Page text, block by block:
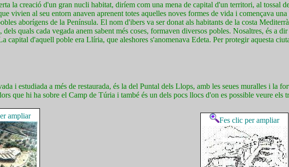
la creació d'un gran nucli habitat, diríem com una mena de capital d'un territori, al tossal
vivien al seu entorn anaven aprenent totes aquelles noves formes de vida i començava
aborígens de la Península. El nom d'ibers va ser donat als habitants de la costa
quals cada vegada anem sabent més coses, formaven diversos pobles. Nosaltres, és a
capital d'aquell poble era Llíria, que aleshores s'anomenava Edeta. Per protegir aquesta
i estudiada a més de restaurada, és la del Puntal dels Llops, amb les seues muralles i la
que hi ha sobre el Camp de Túria i també és un dels pocs llocs d'on es possible veure els
ampliar
Fes clic per ampliar